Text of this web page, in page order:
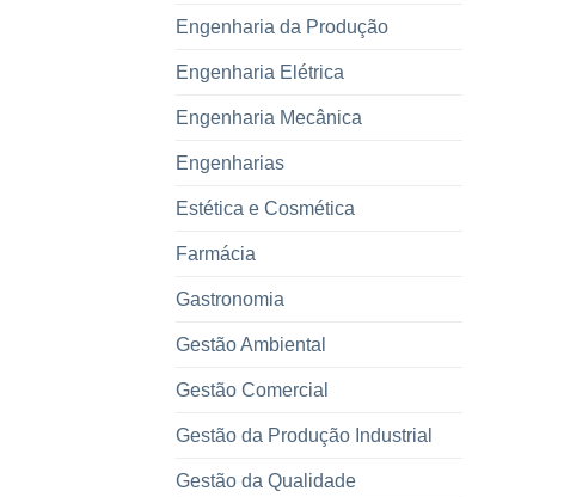
Engenharia da Produção
Engenharia Elétrica
Engenharia Mecânica
Engenharias
Estética e Cosmética
Farmácia
Gastronomia
Gestão Ambiental
Gestão Comercial
Gestão da Produção Industrial
Gestão da Qualidade